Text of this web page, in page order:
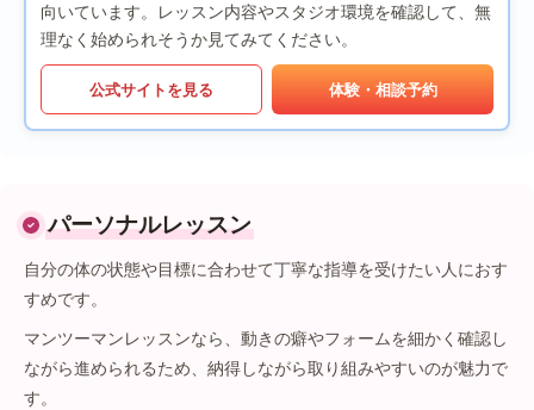
向いています。レッスン内容やスタジオ環境を確認して、無
理なく始められそうか見てみてください。
公式サイトを見る 体験・相談予約
パーソナルレッスン
自分の体の状態や目標に合わせて丁寧な指導を受けたい人におす
すめです。
マンツーマンレッスンなら、動きの癖やフォームを細かく確認し
ながら進められるため、納得しながら取り組みやすいのが魅力で
す。